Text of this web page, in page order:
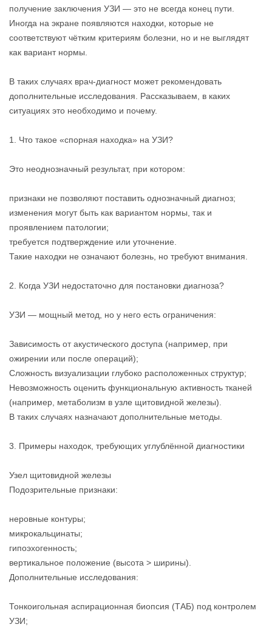
получение заключения УЗИ — это не всегда конец пути.
Иногда на экране появляются находки, которые не
соответствуют чётким критериям болезни, но и не выглядят
как вариант нормы.
В таких случаях врач-диагност может рекомендовать
дополнительные исследования. Рассказываем, в каких
ситуациях это необходимо и почему.
1. Что такое «спорная находка» на УЗИ?
Это неоднозначный результат, при котором:
признаки не позволяют поставить однозначный диагноз;
изменения могут быть как вариантом нормы, так и
проявлением патологии;
требуется подтверждение или уточнение.
Такие находки не означают болезнь, но требуют внимания.
2. Когда УЗИ недостаточно для постановки диагноза?
УЗИ — мощный метод, но у него есть ограничения:
Зависимость от акустического доступа (например, при
ожирении или после операций);
Сложность визуализации глубоко расположенных структур;
Невозможность оценить функциональную активность тканей
(например, метаболизм в узле щитовидной железы).
В таких случаях назначают дополнительные методы.
3. Примеры находок, требующих углублённой диагностики
Узел щитовидной железы
Подозрительные признаки:
неровные контуры;
микрокальцинаты;
гипоэхогенность;
вертикальное положение (высота > ширины).
Дополнительные исследования:
Тонкоигольная аспирационная биопсия (ТАБ) под контролем
УЗИ;